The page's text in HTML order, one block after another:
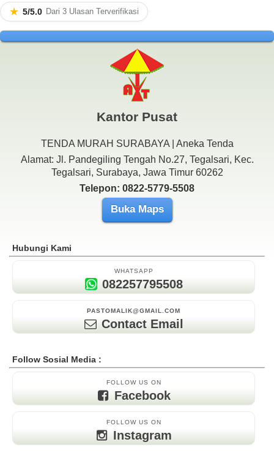
★ 5/5.0 Dari 3 Ulasan Terverifikasi
Kantor Pusat
TENDA MURAH SURABAYA | Aneka Tenda
Alamat: Jl. Pandegiling Tengah No.27, Tegalsari, Kec.
Tegalsari, Surabaya, Jawa Timur 60262
Telepon: 0822-5779-5508
Buka Maps
Hubungi Kami
WHATSAPP
082257795508
PASTOMALIK@GMAIL.COM
Contact Email
Follow Sosial Media :
FOLLOW US ON
Facebook
FOLLOW US ON
Instagram